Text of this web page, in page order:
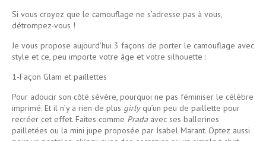
Si vous croyez que le camouflage ne s’adresse pas à vous,
détrompez-vous !
Je vous propose aujourd’hui 3 façons de porter le camouflage avec
style et ce, peu importe votre âge et votre silhouette :
1-Façon Glam et paillettes
Pour adoucir son côté sévère, pourquoi ne pas féminiser le célèbre
imprimé. Et il n’y a rien de plus girlyqu’un peu de paillette pour
recréer cet effet. Faites comme Prada avec ses ballerines
pailletées ou la mini jupe proposée par Isabel Marant. Optez aussi